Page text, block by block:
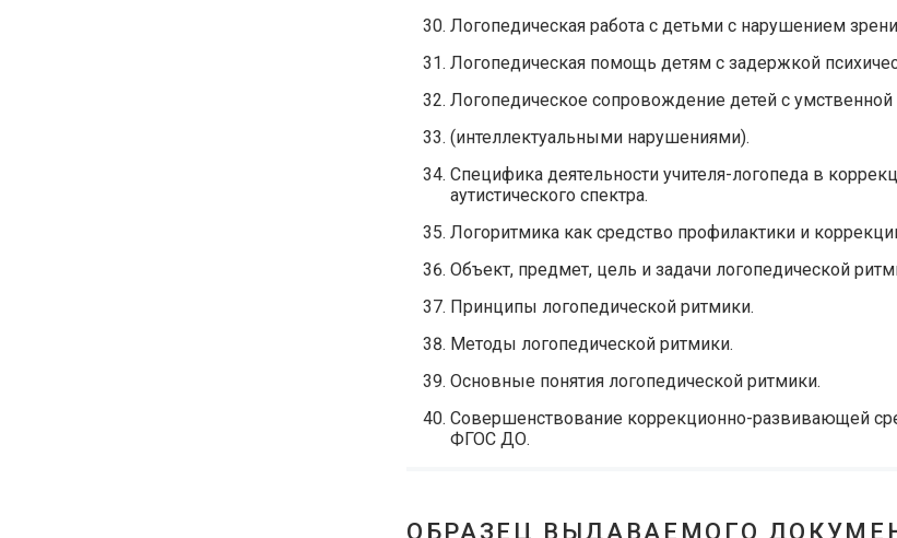
Логопедическая работа с детьми с нарушением
Логопедическая помощь детям с задержкой
Логопедическое сопровождение детей с умственной
(интеллектуальными нарушениями).
Специфика деятельности учителя-логопеда в
аутистического спектра.
Логоритмика как средство профилактики и
Объект, предмет, цель и задачи логопедической
Принципы логопедической ритмики.
Методы логопедической ритмики.
Основные понятия логопедической ритмики.
Совершенствование коррекционно-развивающей
ФГОС ДО.
ОБРАЗЕЦ ВЫДАВАЕМОГО